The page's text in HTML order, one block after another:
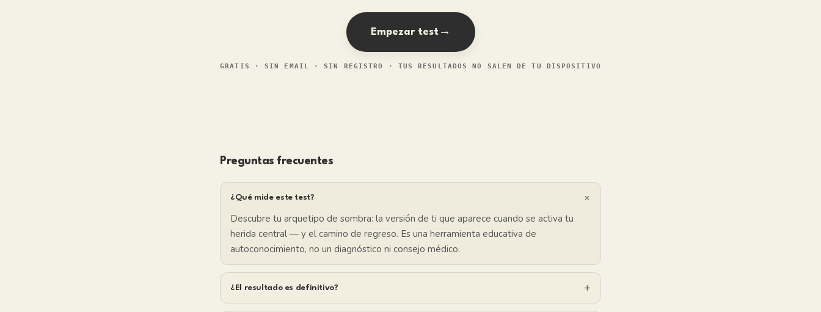
Empezar test→
GRATIS · SIN EMAIL · SIN REGISTRO · TUS RESULTADOS NO SALEN DE TU DISPOSITIVO
Preguntas frecuentes
¿Qué mide este test? +
Descubre tu arquetipo de sombra: la versión de ti que aparece cuando se activa tu
herida central — y el camino de regreso. Es una herramienta educativa de
autoconocimiento, no un diagnóstico ni consejo médico.
¿El resultado es definitivo? +